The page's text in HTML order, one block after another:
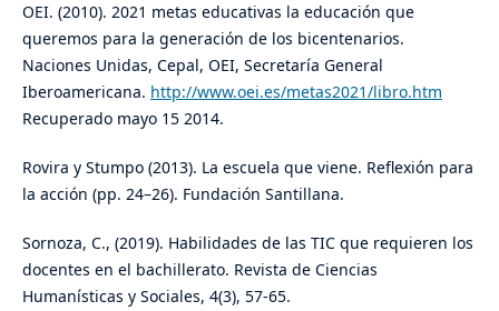
OEI. (2010). 2021 metas educativas la educación que
queremos para la generación de los bicentenarios.
Naciones Unidas, Cepal, OEI, Secretaría General
Iberoamericana. http://www.oei.es/metas2021/libro.htm
Recuperado mayo 15 2014.
Rovira y Stumpo (2013). La escuela que viene. Reflexión para
la acción (pp. 24–26). Fundación Santillana.
Sornoza, C., (2019). Habilidades de las TIC que requieren los
docentes en el bachillerato. Revista de Ciencias
Humanísticas y Sociales, 4(3), 57-65.